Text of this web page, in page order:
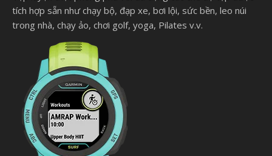
tích hợp sẵn như chạy bộ, đạp xe, bơi lội, sức bền, leo núi
trong nhà, chạy ảo, chơi golf, yoga, Pilates v.v.